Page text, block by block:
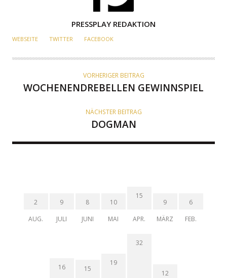
U
O
PRESSPLAY REDAKTION
WEBSEITE TWITTER FACEBOOK
VORHERIGER BEITRAG
WOCHENENDREBELLEN GEWINNSPIEL
NÄCHSTER BEITRAG
DOGMAN
2
AUG.
9
JULI
8
JUNI
10
MAI
15
APR.
9
MÄRZ
6
FEB.
16 15
19
32
12